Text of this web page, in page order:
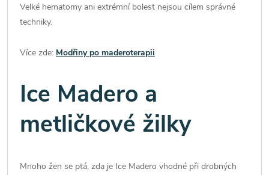
Velké hematomy ani extrémní bolest nejsou cílem správné
techniky.
Více zde: Modřiny po maderoterapii
Ice Madero a
metličkové žilky
Mnoho žen se ptá, zda je Ice Madero vhodné při drobných